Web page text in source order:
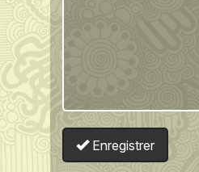
Enregistrer